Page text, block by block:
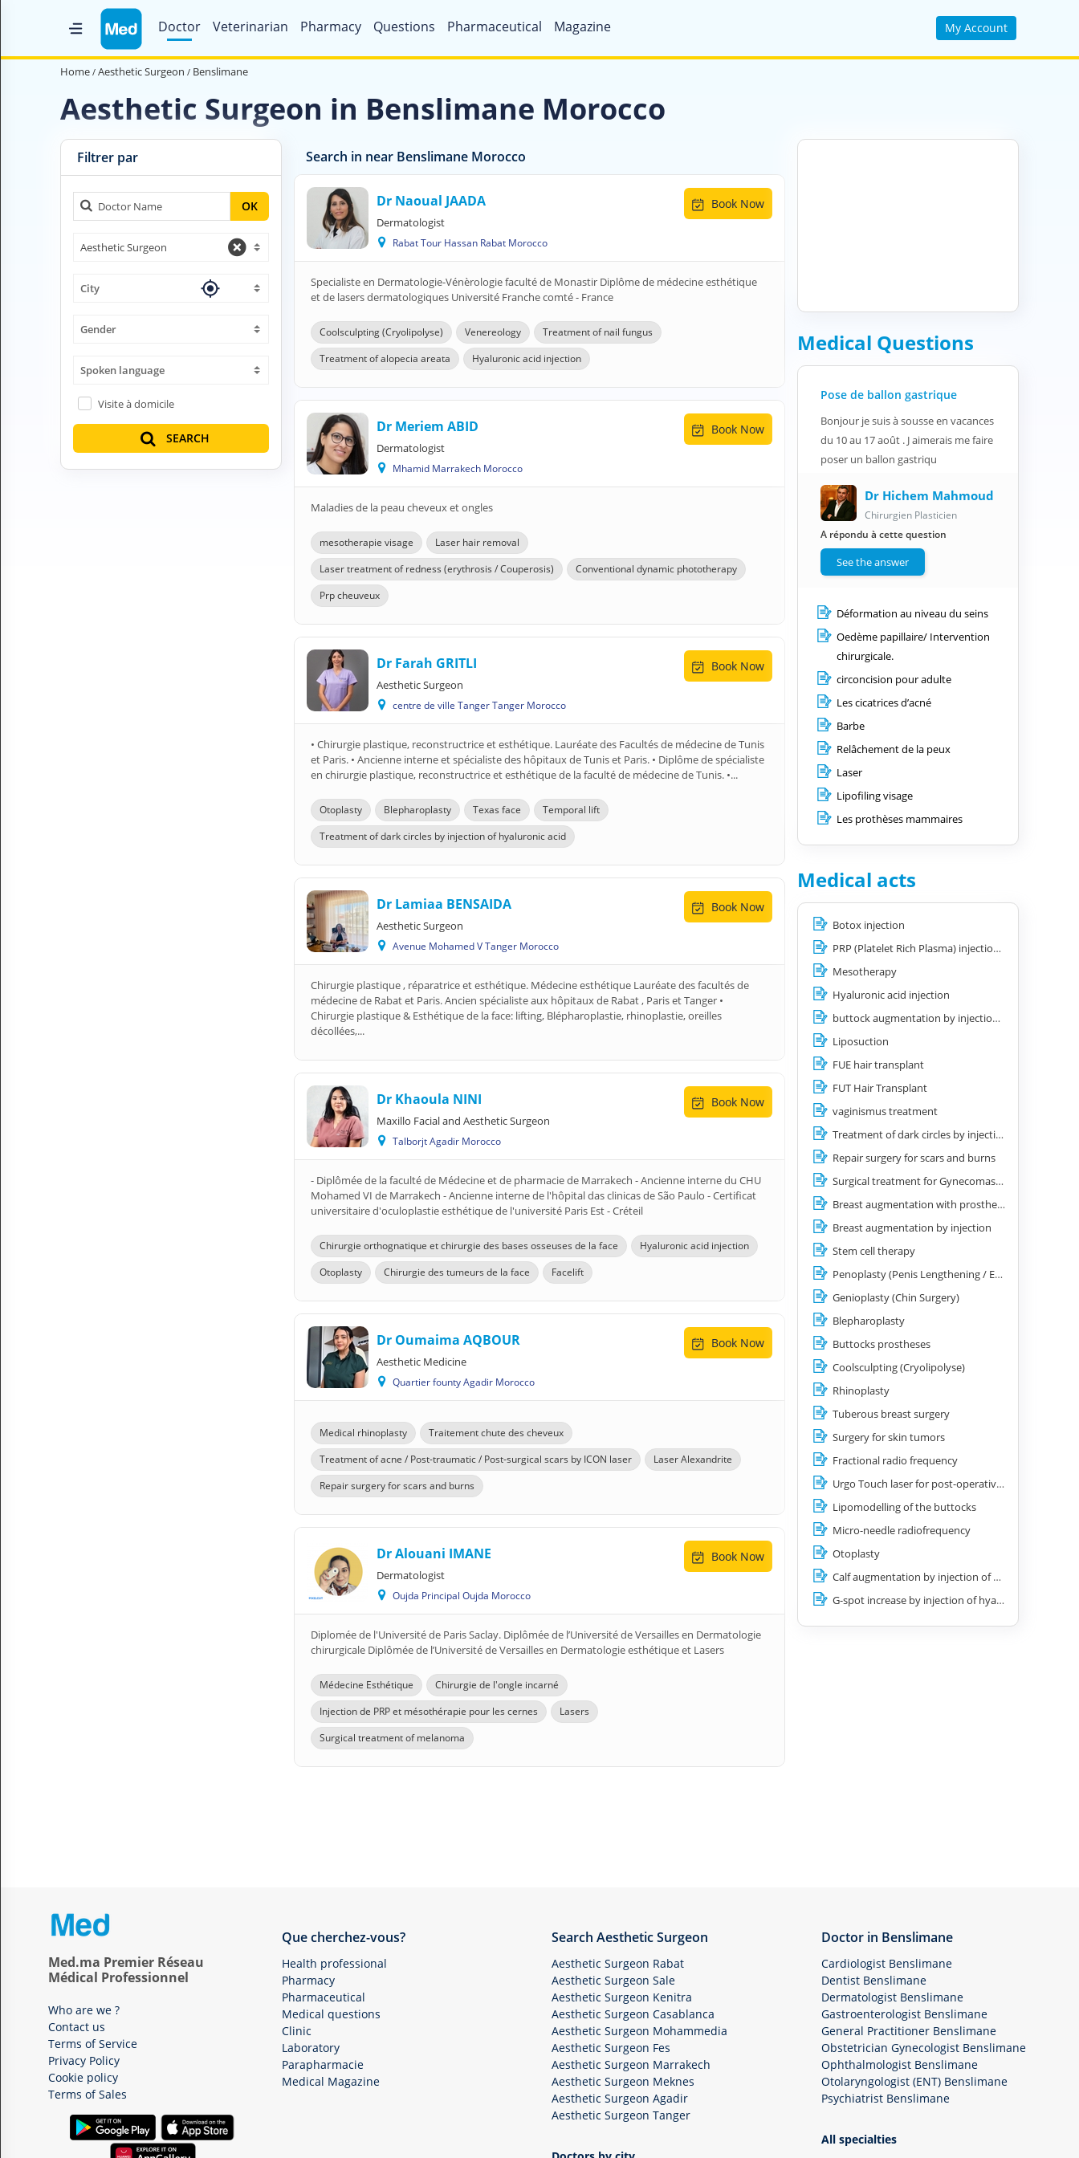
Doctor Veterinarian Pharmacy Questions Pharmaceutical Magazine
My Account
Home
Medical Magazine
Contact us
Health professional
Home Aesthetic Surgeon Benslimane
Aesthetic Surgeon in Benslimane Morocco
Filtrer par
OK
Aesthetic Surgeon
City
Gender
Spoken language
Visite à domicile
SEARCH
Search in near Benslimane Morocco
Dr Naoual JAADA
Dermatologist
Rabat Tour Hassan Rabat Morocco
Book Now
Specialiste en Dermatologie-Vénèrologie faculté de Monastir Diplôme de médecine esthétique
et de lasers dermatologiques Université Franche comté - France
Coolsculpting (Cryolipolyse) Venereology
Treatment of nail fungus
Treatment of alopecia areata
Hyaluronic acid injection
Dr Meriem ABID
Dermatologist
Mhamid Marrakech Morocco
Book Now
Maladies de la peau cheveux et ongles
mesotherapie visage
Laser hair removal
Laser treatment of redness (erythrosis / Couperosis)
Conventional dynamic phototherapy
Prp cheuveux
Dr Farah GRITLI
Aesthetic Surgeon
centre de ville Tanger Tanger Morocco
Book Now
• Chirurgie plastique, reconstructrice et esthétique. Lauréate des Facultés de médecine de Tunis
et Paris. • Ancienne interne et spécialiste des hôpitaux de Tunis et Paris. • Diplôme de spécialiste
en chirurgie plastique, reconstructrice et esthétique de la faculté de médecine de Tunis. •...
Otoplasty Blepharoplasty Texas face
Temporal lift
Treatment of dark circles by injection of hyaluronic acid
Dr Lamiaa BENSAIDA
Aesthetic Surgeon
Avenue Mohamed V Tanger Morocco
Book Now
Chirurgie plastique , réparatrice et esthétique. Médecine esthétique Lauréate des facultés de
médecine de Rabat et Paris. Ancien spécialiste aux hôpitaux de Rabat , Paris et Tanger •
Chirurgie plastique & Esthétique de la face: lifting, Blépharoplastie, rhinoplastie, oreilles
décollées,...
Dr Khaoula NINI
Maxillo Facial and Aesthetic Surgeon
Talborjt Agadir Morocco
Book Now
- Diplômée de la faculté de Médecine et de pharmacie de Marrakech - Ancienne interne du CHU
Mohamed VI de Marrakech - Ancienne interne de l'hôpital das clinicas de São Paulo - Certificat
universitaire d'oculoplastie esthétique de l'université Paris Est - Créteil
Chirurgie orthognatique et chirurgie des bases osseuses de la face
Hyaluronic acid injection
Otoplasty
Chirurgie des tumeurs de la face Facelift
Dr Oumaima AQBOUR
Aesthetic Medicine
Quartier founty Agadir Morocco
Book Now
Medical rhinoplasty
Traitement chute des cheveux
Treatment of acne / Post-traumatic / Post-surgical scars by ICON laser
Laser Alexandrite
Repair surgery for scars and burns
Dr Alouani IMANE
Dermatologist
Oujda Principal Oujda Morocco
Book Now
Diplomée de l'Université de Paris Saclay. Diplômée de l’Université de Versailles en Dermatologie
chirurgicale Diplômée de l’Université de Versailles en Dermatologie esthétique et Lasers
Médecine Esthétique
Chirurgie de l'ongle incarné
Injection de PRP et mésothérapie pour les cernes
Lasers
Surgical treatment of melanoma
Medical Questions
Pose de ballon gastrique
Bonjour je suis à sousse en vacances
du 10 au 17 août . J aimerais me faire
poser un ballon gastriqu
Dr Hichem Mahmoud
Chirurgien Plasticien
A répondu à cette question
See the answer
Déformation au niveau du seins
Oedème papillaire/ Intervention
chirurgicale.
circoncision pour adulte
Les cicatrices d’acné
Barbe
Relâchement de la peux
Laser
Lipofiling visage
Les prothèses mammaires
Medical acts
Botox injection
PRP (Platelet Rich Plasma) injection for hair loss
Mesotherapy
Hyaluronic acid injection
buttock augmentation by injection of hyaluronic acids
Liposuction
FUE hair transplant
FUT Hair Transplant
vaginismus treatment
Treatment of dark circles by injection of hyaluronic acid
Repair surgery for scars and burns
Surgical treatment for Gynecomastia
Breast augmentation with prostheses
Breast augmentation by injection
Stem cell therapy
Penoplasty (Penis Lengthening / Enlargement)
Genioplasty (Chin Surgery)
Blepharoplasty
Buttocks prostheses
Coolsculpting (Cryolipolyse)
Rhinoplasty
Tuberous breast surgery
Surgery for skin tumors
Fractional radio frequency
Urgo Touch laser for post-operative scars
Lipomodelling of the buttocks
Micro-needle radiofrequency
Otoplasty
Calf augmentation by injection of hyaluronic acid
G-spot increase by injection of hyaluronic acid
Med.ma Premier Réseau
Médical Professionnel
Who are we ?
Contact us
Terms of Service
Privacy Policy
Cookie policy
Terms of Sales
Que cherchez-vous?
Health professional
Pharmacy
Pharmaceutical
Medical questions
Clinic
Laboratory
Parapharmacie
Medical Magazine
Search Aesthetic Surgeon
Aesthetic Surgeon Rabat
Aesthetic Surgeon Sale
Aesthetic Surgeon Kenitra
Aesthetic Surgeon Casablanca
Aesthetic Surgeon Mohammedia
Aesthetic Surgeon Fes
Aesthetic Surgeon Marrakech
Aesthetic Surgeon Meknes
Aesthetic Surgeon Agadir
Aesthetic Surgeon Tanger
Doctor in Benslimane
Cardiologist Benslimane
Dentist Benslimane
Dermatologist Benslimane
Gastroenterologist Benslimane
General Practitioner Benslimane
Obstetrician Gynecologist Benslimane
Ophthalmologist Benslimane
Otolaryngologist (ENT) Benslimane
Psychiatrist Benslimane
All specialties